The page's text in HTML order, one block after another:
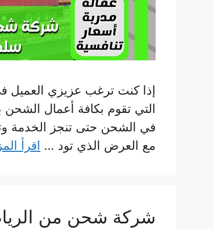
إذا كنت ترغب عزيزي
التي تقوم بكافة أعمال
في الشحن حتى تنجز الخدمة
مع العرض الذي تود … اقرأ